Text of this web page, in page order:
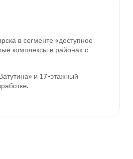
в сегменте «доступное
комплексы в районах с
и 17-этажный